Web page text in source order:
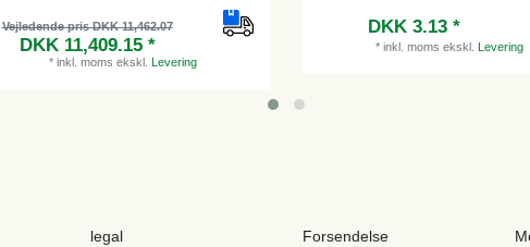
Vejledende pris DKK 11,462.07
DKK 11,409.15 *
* inkl. moms ekskl. Levering
DKK 3.13 *
* inkl. moms ekskl. Levering
legal
Forsendelse